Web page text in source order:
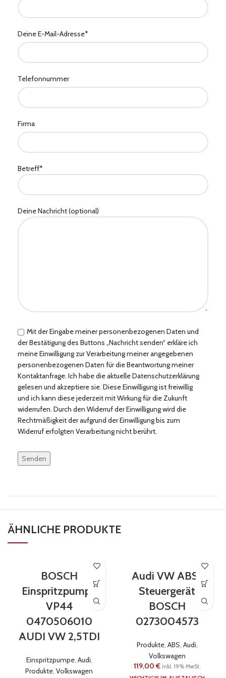
Deine E-Mail-Adresse*
Telefonnummer
Firma
Betreff*
Deine Nachricht (optional)
Mit der Eingabe meiner personenbezogenen Daten und
der Bestätigung des Buttons „Nachricht senden“ erkläre ich
meine Einwilligung zur Verarbeitung meiner angegebenen
personenbezogenen Daten für die Beantwortung meiner
Kontaktanfrage. Ich habe die aktuelle Datenschutzerklärung
gelesen und akzeptiere sie. Diese Einwilligung ist freiwillig
und ich kann diese jederzeit mit Wirkung für die Zukunft
widerrufen. Durch den Widerruf der Einwilligung wird die
Rechtmäßigkeit der aufgrund der Einwilligung bis zum
Widerruf erfolgten Verarbeitung nicht berührt.
lasse
dieses
ÄHNLICHE PRODUKTE
BOSCH
Einspritzpumpe
VP44
0470506010
AUDI VW 2,5TDI
Einspritzpumpe, Audi,
Produkte, Volkswagen
Audi VW ABS-
Steuergerät
BOSCH
0273004573
Produkte, ABS, Audi,
Volkswagen
119,00€ inkl. 19% MwSt.